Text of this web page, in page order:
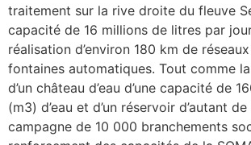
traitement sur la rive droite du fleuve
capacité de 16 millions de litres par
réalisation d’environ 180 km de
fontaines automatiques. Tout comme
d’un château d’eau d’une capacité de
(m3) d’eau et d’un réservoir d’autant
campagne de 10 000 branchements